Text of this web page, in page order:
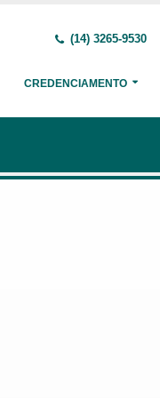
(14) 3265-9530
CREDENCIAMENTO